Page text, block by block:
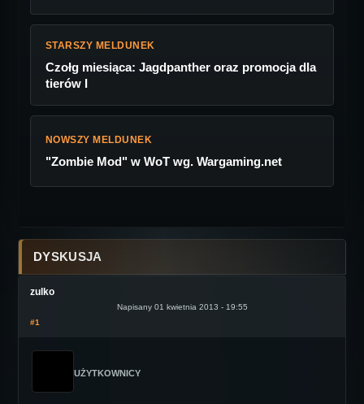
STARSZY MELDUNEK
Czołg miesiąca: Jagdpanther oraz promocja dla
tierów I
NOWSZY MELDUNEK
"Zombie Mod" w WoT wg. Wargaming.net
DYSKUSJA
zulko
Napisany 01 kwietnia 2013 - 19:55
#1
UŻYTKOWNICY